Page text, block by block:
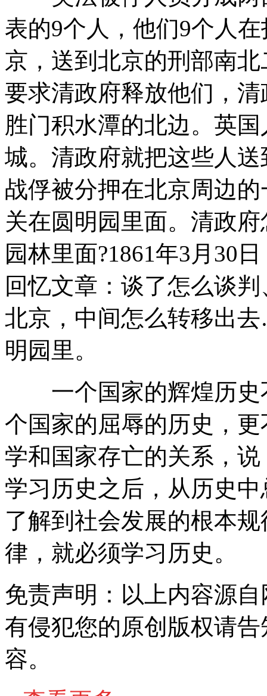
表的9个人，他们9个人
京，送到北京的刑部南
要求清政府释放他们，
胜门积水潭的北边。英
城。清政府就把这些人
战俘被分押在北京周边
关在圆明园里面。清政
园林里面?1861年3月30
回忆文章：谈了怎么谈
北京，中间怎么转移出
明园里。
一个国家的辉煌历史
个国家的屈辱的历史，
学和国家存亡的关系，
学习历史之后，从历史
了解到社会发展的根本
律，就必须学习历史。
免责声明：以上内容源
有侵犯您的原创版权请
容。